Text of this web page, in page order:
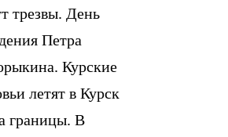
трезвы. День
Петра
Курские
летят в Курск
границы. В